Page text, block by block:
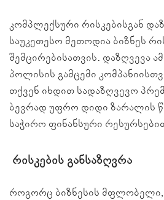
კომპლექსური რისკებისგან
საუკეთესო მეთოდია ბიზნეს
შემცირებისათვის. დაზღვევა
პოლისის გამცემი
თქვენ იხდით სადაზღვევო
ბევრად უფრო დიდი ზარალის
საჭირო ფინანსური
რისკების განსაზღვრა
როგორც ბიზნესის